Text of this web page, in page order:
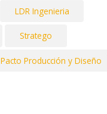
LDR Ingenieria
Stratego
Pacto Producción y Diseño